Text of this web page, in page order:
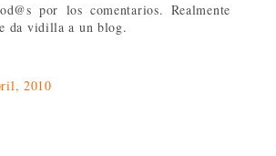
por los comentarios. Realmente
da vidilla a un blog.
2010